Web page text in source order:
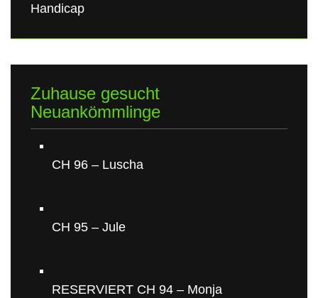
Handicap
Zuhause gesucht
Neuankömmlinge
CH 96 – Luscha
CH 95 – Jule
RESERVIERT CH 94 – Monja